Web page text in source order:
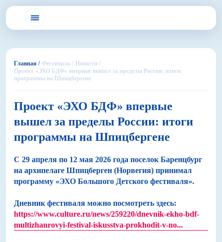
Главная / Фестиваль / Новости /
Проект «ЭХО БДФ» впервые вышел за пределы России: итоги
программы на Шпицбергене
Проект «ЭХО БДФ» впервые
вышел за пределы России: итоги
программы на Шпицбергене
С 29 апреля по 12 мая 2026 года поселок Баренцбург
на архипелаге Шпицберген (Норвегия) принимал
программу «ЭХО Большого Детского фестиваля».
Дневник фестиваля можно посмотреть здесь:
https://www.culture.ru/news/259220/dnevnik-ekho-bdf-
multizhanrovyi-festival-iskusstva-prokhodit-v-no...